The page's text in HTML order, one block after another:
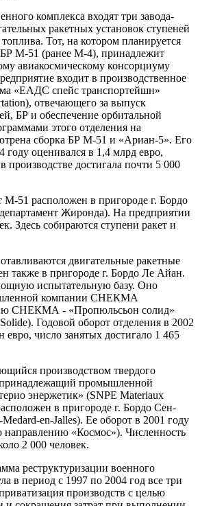
комплекса входят три завода-
ракетных установок ступеней
Тот, на котором планируется
БР М-51 (ранее М-4), принадлежит
авиакосмическому консорциуму
входит в производственное
«ЕАДС спейс транспортейшн»
отвечающего за выпуск
БР и обеспечение орбитальной
этого отделения на
сборка БР М-51 и «Ариан-5». Его
году оценивался в 1,4 млрд евро,
производстве достигала почти 5 000
М-51 расположен в пригороде г. Бордо
Жиронда). На предприятии
Здесь собираются ступени ракет и
двигательные ракетные
также в пригороде г. Бордо Ле Айан.
испытательную базу. Оно
компании СНЕКМА
СНЕКМА - «Пропюльсьон солид»
Годовой оборот отделения в 2002
евро, число занятых достигало 1 465
производством твердого
принадлежащий промышленной
энержетик» (SNPE Materiaux
в пригороде г. Бордо Сен-
en-Jalles). Ее оборот в 2001 году
«Космос»). Численность
2 000 человек.
реструктуризации военного
в период с 1997 по 2004 год все три
производств с целью